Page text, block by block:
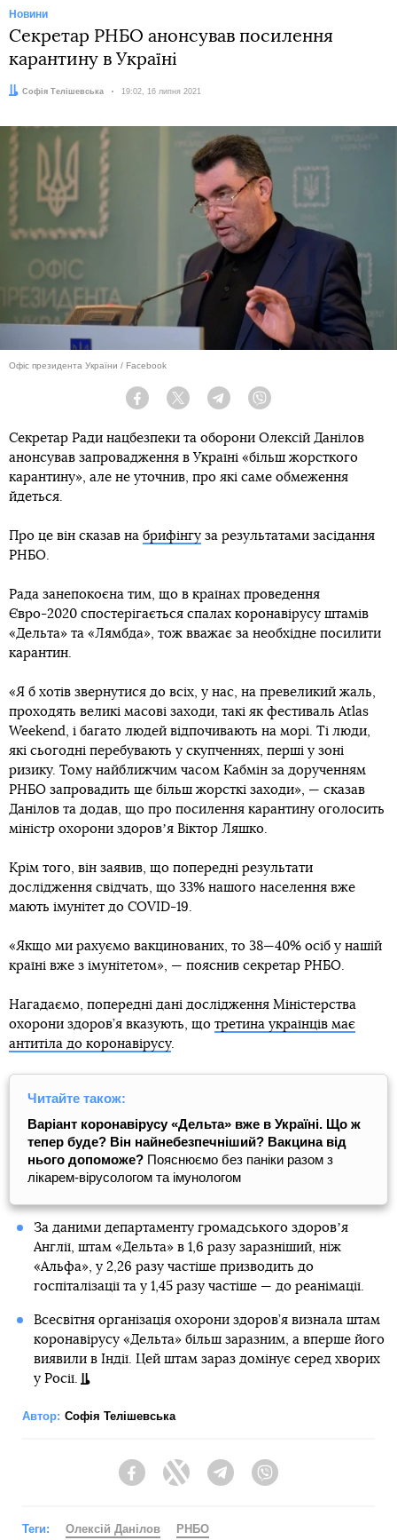
Новини
Секретар РНБО анонсував посилення
карантину в Україні
Автор:
Софія Телішевська Дата:
19:02, 16 липня 2021
Офіс президента України / Facebook
Facebook Twitter Telegram
Секретар Ради нацбезпеки та оборони Олексій Данілов
анонсував запровадження в Україні «більш жорсткого
карантину», але не уточнив, про які саме обмеження
йдеться.
Про це він сказав на брифінгу за результатами засідання
РНБО.
Рада занепокоєна тим, що в країнах проведення
Євро-2020 спостерігається спалах коронавірусу штамів
«Дельта» та «Лямбда», тож вважає за необхідне посилити
карантин.
«Я б хотів звернутися до всіх, у нас, на превеликий жаль,
проходять великі масові заходи, такі як фестиваль Atlas
Weekend, і багато людей відпочивають на морі. Ті люди,
які сьогодні перебувають у скупченнях, перші у зоні
ризику. Тому найближчим часом Кабмін за дорученням
РНБО запровадить ще більш жорсткі заходи», — сказав
Данілов та додав, що про посилення карантину оголосить
міністр охорони здоровʼя Віктор Ляшко.
Крім того, він заявив, що попередні результати
дослідження свідчать, що 33% нашого населення вже
мають імунітет до COVID-19.
«Якщо ми рахуємо вакцинованих, то 38—40% осіб у нашій
країні вже з імунітетом», — пояснив секретар РНБО.
Нагадаємо, попередні дані дослідження Міністерства
охорони здоров’я вказують, що третина українців має
антитіла до коронавірусу.
Читайте також:
Варіант коронавірусу «Дельта» вже в Україні. Що ж
тепер буде? Він найнебезпечніший? Вакцина від
нього допоможе? Пояснюємо без паніки разом з
лікарем-вірусологом та імунологом
За даними департаменту громадського здоровʼя
Англії, штам «Дельта» в 1,6 разу заразніший, ніж
«Альфа», у 2,26 разу частіше призводить до
госпіталізації та у 1,45 разу частіше — до реанімації.
Всесвітня організація охорони здоров’я визнала штам
коронавірусу «Дельта» більш заразним, а вперше його
виявили в Індії. Цей штам зараз домінує серед хворих
у Росії.
Автор: Софія Телішевська
FacebookTwitter Telegram
Теги: Олексій Данілов РНБО